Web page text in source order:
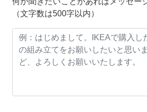
（文字数は500字以内）